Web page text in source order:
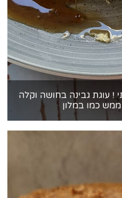
! עוגת גבינה בחושה וקלה
כמו במלון